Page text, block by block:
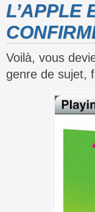
L’APPLE
Voilà, vous
genre de sujet,